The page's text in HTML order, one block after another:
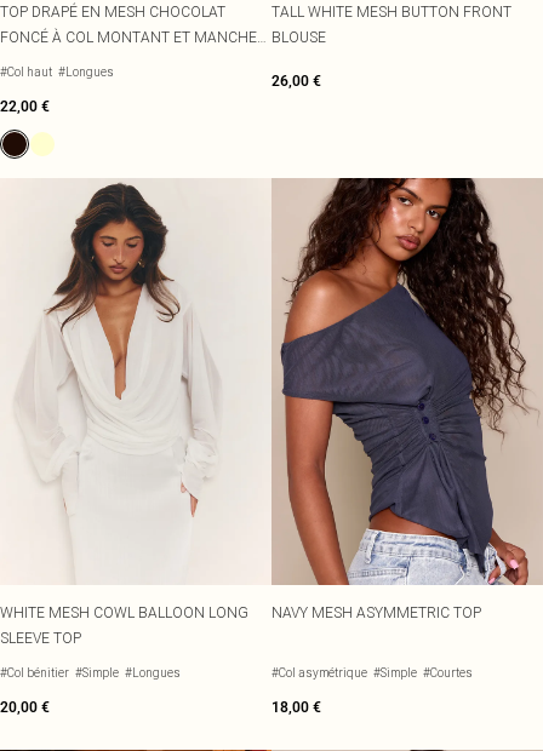
TOP DRAPÉ EN MESH CHOCOLAT
FONCÉ À COL MONTANT ET MANCHES
LONGUES
#Col haut #Longues
22,00 €
TALL WHITE MESH BUTTON FRONT
BLOUSE
26,00 €
WHITE MESH COWL BALLOON LONG
SLEEVE TOP
#Col bénitier #Simple #Longues
20,00 €
NAVY MESH ASYMMETRIC TOP
#Col asymétrique #Simple #Courtes
18,00 €